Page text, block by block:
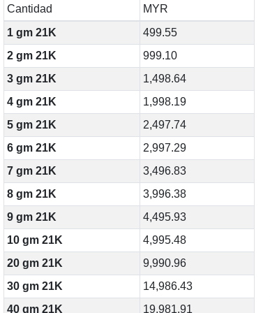
Cantidad
MYR
1 gm 21K
499.55
2 gm 21K
999.10
3 gm 21K
1,498.64
4 gm 21K
1,998.19
5 gm 21K
2,497.74
6 gm 21K
2,997.29
7 gm 21K
3,496.83
8 gm 21K
3,996.38
9 gm 21K
4,495.93
10 gm 21K
4,995.48
20 gm 21K
9,990.96
30 gm 21K
14,986.43
40 gm 21K
19,981.91